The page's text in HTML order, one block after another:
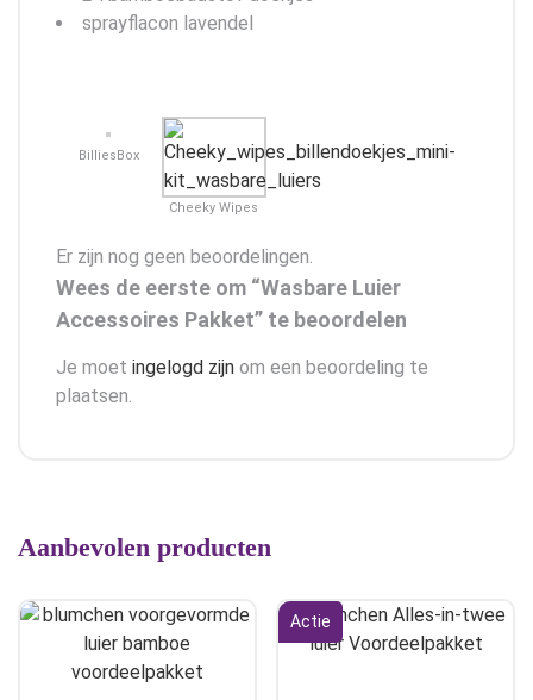
sprayflacon lavendel
BilliesBox
Cheeky Wipes
Er zijn nog geen beoordelingen.
Wees de eerste om “Wasbare Luier
Accessoires Pakket” te beoordelen
Je moet ingelogd zijn om een beoordeling te
plaatsen.
Aanbevolen producten
Actie